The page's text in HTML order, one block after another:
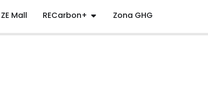
ZE Mall RECarbon+ Zona GHG